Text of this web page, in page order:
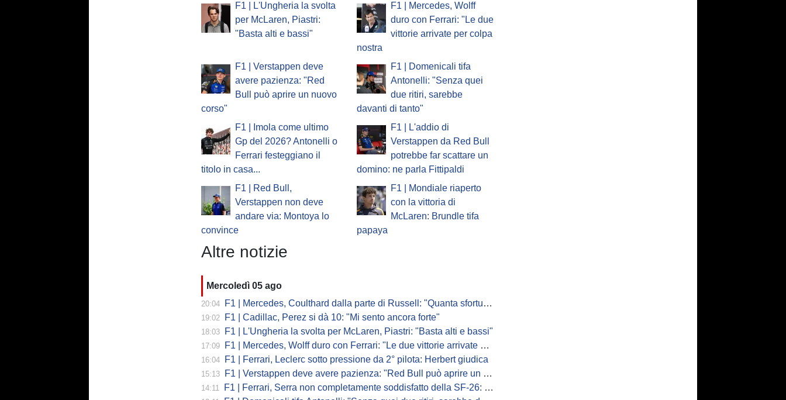
F1 | L'Ungheria la svolta
per McLaren, Piastri:
"Basta alti e bassi"
F1 | Mercedes, Wolff
duro con Ferrari: "Le due
vittorie arrivate per colpa
nostra
F1 | Verstappen deve
avere pazienza: "Red
Bull può aprire un nuovo
corso"
F1 | Domenicali tifa
Antonelli: "Senza quei
due ritiri, sarebbe
davanti di tanto"
F1 | Imola come ultimo
Gp del 2026? Antonelli o
Ferrari festeggiano il
titolo in casa...
F1 | L'addio di
Verstappen da Red Bull
potrebbe far scattare un
domino: ne parla Fittipaldi
F1 | Red Bull,
Verstappen non deve
andare via: Montoya lo
convince
F1 | Mondiale riaperto
con la vittoria di
McLaren: Brundle tifa
papaya
Altre notizie
Mercoledì 05 ago
20:04 F1 | Mercedes, Coulthard dalla parte di Russell: "Quanta sfortuna può avere un pilota?"
19:02 F1 | Cadillac, Perez si dà 10: "Mi sento ancora forte"
18:03 F1 | L'Ungheria la svolta per McLaren, Piastri: "Basta alti e bassi"
17:09 F1 | Mercedes, Wolff duro con Ferrari: "Le due vittorie arrivate per colpa nostra
16:04 F1 | Ferrari, Leclerc sotto pressione da 2° pilota: Herbert giudica
15:13 F1 | Verstappen deve avere pazienza: "Red Bull può aprire un nuovo corso"
14:11 F1 | Ferrari, Serra non completamente soddisfatto della SF-26: "Non è solo la mia macchina"